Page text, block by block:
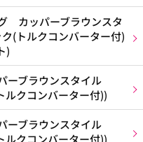
ッパーブラウンスタ
(トルクコンバーター付)
)
ブラウンスタイル
ルクコンバーター付))
ブラウンスタイル
ルクコンバーター付))